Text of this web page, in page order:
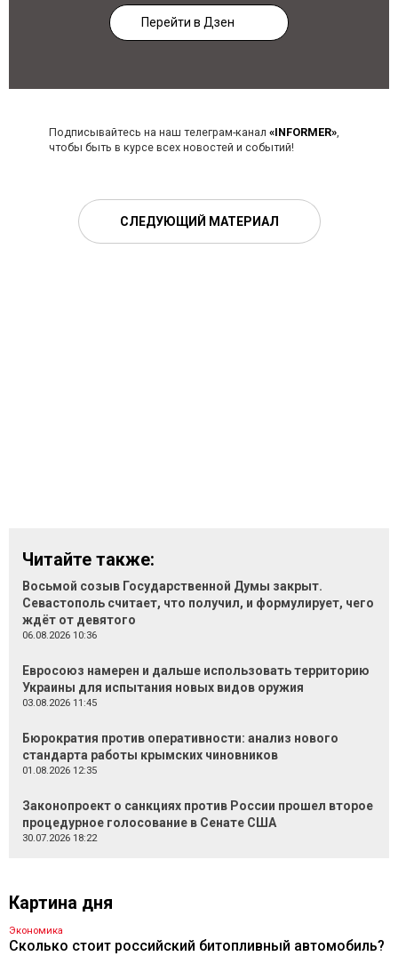
Перейти в Дзен
Подписывайтесь на наш телеграм-канал «INFORMER»,
чтобы быть в курсе всех новостей и событий!
СЛЕДУЮЩИЙ МАТЕРИАЛ
Читайте также:
Восьмой созыв Государственной Думы закрыт.
Севастополь считает, что получил, и формулирует, чего
ждёт от девятого
06.08.2026 10:36
Евросоюз намерен и дальше использовать территорию
Украины для испытания новых видов оружия
03.08.2026 11:45
Бюрократия против оперативности: анализ нового
стандарта работы крымских чиновников
01.08.2026 12:35
Законопроект о санкциях против России прошел второе
процедурное голосование в Сенате США
30.07.2026 18:22
Картина дня
Экономика
Сколько стоит российский битопливный автомобиль?